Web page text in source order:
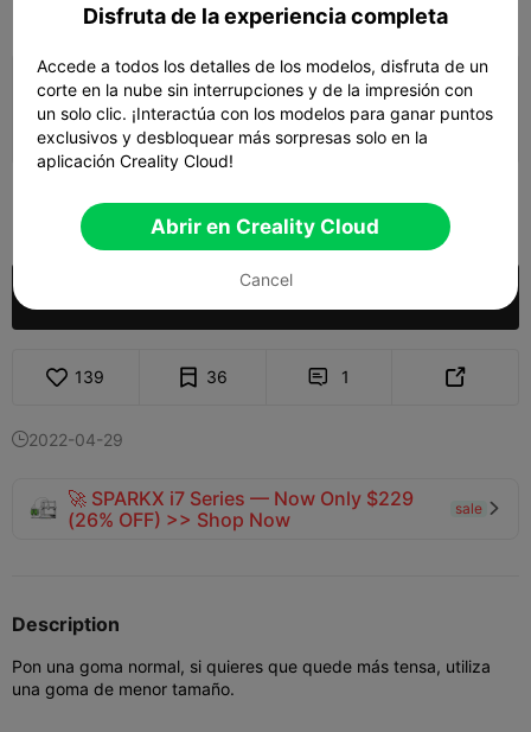
Print Settings Add Hogar  Herramientas y repuestos
 Añadir configuración de impresión
Gana más puntos
300
139 36  1 
2022-04-29
🚀 SPARKX i7 Series — Now Only $229
(26% OFF) >> Shop Now
sale 
Description
Pon una goma normal, si quieres que quede más tensa, utiliza
una goma de menor tamaño.
Disfruta de la experiencia completa
Accede a todos los detalles de los modelos, disfruta de un
corte en la nube sin interrupciones y de la impresión con
un solo clic. ¡Interactúa con los modelos para ganar puntos
exclusivos y desbloquear más sorpresas solo en la
aplicación Creality Cloud!
Abrir en Creality Cloud
Cancel